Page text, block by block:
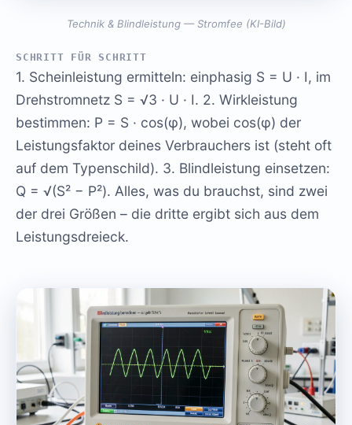
Technik & Blindleistung — Stromfee (KI-Bild)
SCHRITT FÜR SCHRITT
1. Scheinleistung ermitteln: einphasig S = U · I, im
Drehstromnetz S = √3 · U · I. 2. Wirkleistung
bestimmen: P = S · cos(φ), wobei cos(φ) der
Leistungsfaktor deines Verbrauchers ist (steht oft
auf dem Typenschild). 3. Blindleistung einsetzen:
Q = √(S² − P²). Alles, was du brauchst, sind zwei
der drei Größen – die dritte ergibt sich aus dem
Leistungsdreieck.